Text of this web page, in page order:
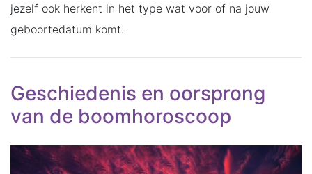
jezelf ook herkent in het type wat voor of na jouw
geboortedatum komt.
Geschiedenis en oorsprong
van de boomhoroscoop